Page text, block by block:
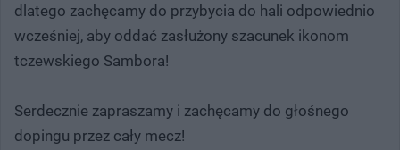
dlatego zachęcamy do przybycia do hali odpowiednio
wcześniej, aby oddać zasłużony szacunek ikonom
tczewskiego Sambora!
Serdecznie zapraszamy i zachęcamy do głośnego
dopingu przez cały mecz!